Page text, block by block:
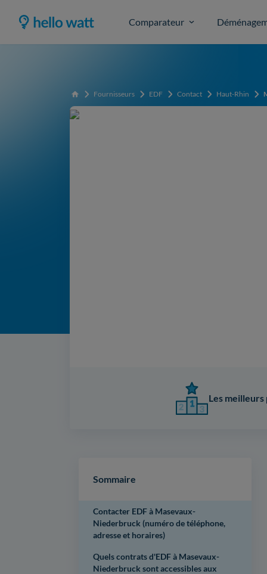
Comparateur
Accueil Fournisseurs EDF Contact Haut-Rhin
Les meilleurs
Sommaire
Contacter EDF à Masevaux-
Niederbruck (numéro de téléphone,
adresse et horaires)
Quels contrats d'EDF à Masevaux-
Niederbruck sont accessibles aux